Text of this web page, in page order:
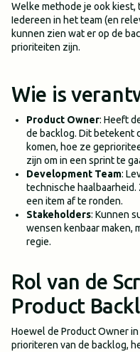
Welke methode je ook
Iedereen in het team (en
kunnen zien wat er op de
prioriteiten zijn.
Wie is
Product Owner: Heeft
de backlog. Dit betekent
komen, hoe ze
zijn om in een sprint te
Development Team:
technische haalbaarheid.
een item af te ronden.
Stakeholders: Kunnen
wensen kenbaar maken,
regie.
Rol van de
Product
Hoewel de Product Owner
prioriteren van de backlog,